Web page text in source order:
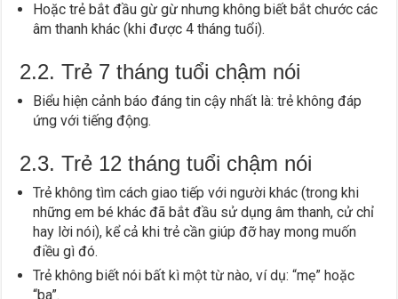
Hoặc trẻ bắt đầu gừ gừ nhưng không biết bắt chước các
âm thanh khác (khi được 4 tháng tuổi).
2.2. Trẻ 7 tháng tuổi chậm nói
Biểu hiện cảnh báo đáng tin cậy nhất là: trẻ không đáp
ứng với tiếng động.
2.3. Trẻ 12 tháng tuổi chậm nói
Trẻ không tìm cách giao tiếp với người khác (trong khi
những em bé khác đã bắt đầu sử dụng âm thanh, cử chỉ
hay lời nói), kể cả khi trẻ cần giúp đỡ hay mong muốn
điều gì đó.
Trẻ không biết nói bất kì một từ nào, ví dụ: “mẹ” hoặc
“ba”.